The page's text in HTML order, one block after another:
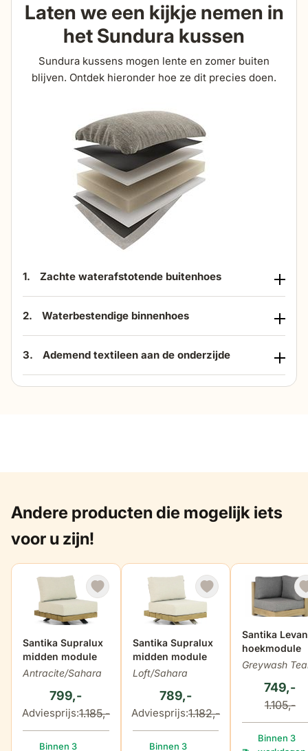
Laten we een kijkje nemen in
het Sundura kussen
Sundura kussens mogen lente en zomer buiten
blijven. Ontdek hieronder hoe ze dit precies doen.
1. Zachte waterafstotende buitenhoes
2. Waterbestendige binnenhoes
3. Ademend textileen aan de onderzijde
Andere producten die mogelijk iets
voor u zijn!
Santika Supralux
midden module
Antracite/Sahara
De prijs is afhankelijk van de gekozen opties op de
799,-
Adviesprijs:1.185,-
Binnen 3
Santika Supralux
midden module
Loft/Sahara
De prijs is afhankelijk van de
789,-
Adviesprijs:1.182,-
Binnen 3
Santika
hoekmodule
Greywash
749,-
1.105,-
Binnen 3